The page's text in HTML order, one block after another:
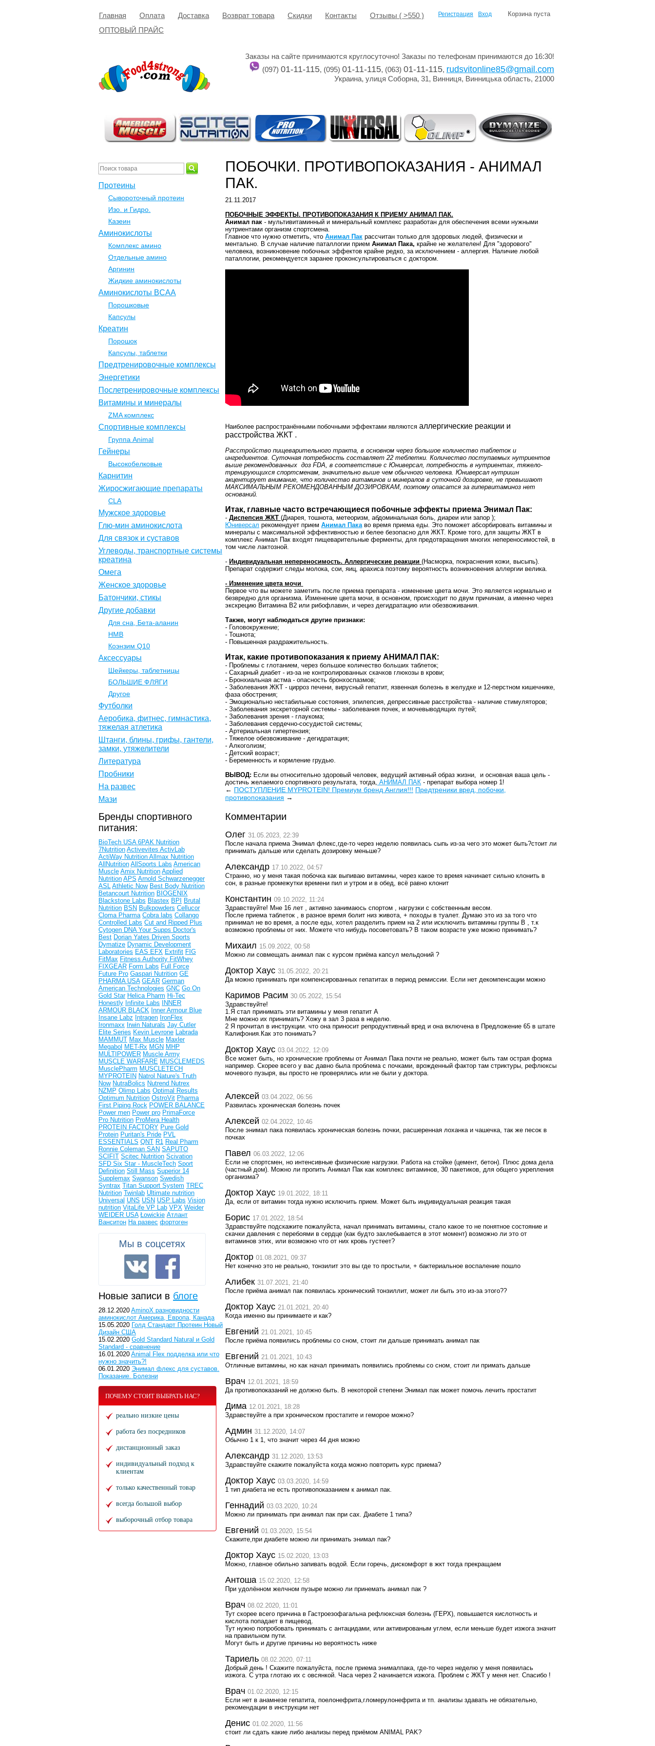
Главная Оплата Доставка Возврат товара Cкидки Контакты
Отзывы ( >550 )
ОПТОВЫЙ ПРАЙС
Корзина пуста
Регистрация Вход
Заказы на сайте принимаются круглосуточно! Заказы по телефонам принимаются до 16:30!
(097) 01-11-115, (095) 01-11-115, (063) 01-11-115, rudsvitonline85@gmail.com
Украина, улиця Соборна, 31, Винниця, Винницька область, 21000
ПОБОЧКИ. ПРОТИВОПОКАЗАНИЯ - АНИМАЛ
ПАК.
21.11.2017
ПОБОЧНЫЕ ЭФФЕКТЫ. ПРОТИВОПОКАЗАНИЯ К ПРИЕМУ АНИМАЛ ПАК.
Анимал пак - мультивитаминный и минеральный комплекс разработан для обеспечения всеми нужными
нутриентами организм спортсмена.
Главное что нужно отметить, что Анимал Пак рассчитан только для здоровых людей, физически и
ментально. В случае наличие паталлогии прием Анимал Пака, крайне не желателен! Для "здорового"
человека, возникновение побочных эффектов крайне редко, за исключением - аллергия. Наличие любой
паталлогии, рекомендуется заранее проконсультироваться с доктором.
Наиболее распространёнными побочными эффектами являются аллергические реакции и
расстройства ЖКТ .
Расстройство пищеварительного тракта, в основном через большое количество таблеток и
ингредиентов. Суточная потребность составляет 22 теблетки. Количество поступаемых нутриентов
выше рекомендованных доз FDA, в соответствие с Юниверсал, потребность в нутриентах, тяжело-
тренирующихся спортсменам, значительно выше чем обычного человека. Юниверсал нутришн
акцентирует внимание, что количество витаминов и минералов в суточной дозировке, не превышают
МАКСИМАЛЬНЫМ РЕКОМЕНДОВАННЫМ ДОЗИРОВКАМ, поэтому опасатся за гипервитаминоз нет
оснований.
Итак, главные часто встречающиеся побочные эффекты приема Энимал Пак:
- Диспепсия ЖКТ (Диарея, тошнота, метеоризм, абдоминальная боль, диареи или запор );
Юниверсал рекомендует прием Анимал Пакаво время приема еды. Это поможет абсорбировать витамины и
минералы с максимальной эффективностью и белее безопасно для ЖКТ. Кроме того, для защиты ЖКТ в
комплекс Анимал Пак входят пищеварительные ферменты, для предотвращения многих непереносимостей, в
том числе лактозной.
- Индивидуальная непереносимость. Аллергические реакции (Насморка, покраснения кожи, высыпь).
Препарат содержит следы молока, сои, яиц, арахиса поэтому вероятность возникновения аллергии велика.
- Изменение цвета мочи
Первое что вы можете заметить после приема препарата - изменение цвета мочи. Это является нормально и
безвредно для организма. Изменение цвета мочи, в основном, происходит по двум причинам, а именно через
экскрецию Витамина В2 или рибофлавин, и через дегидратацию или обезвоживания.
Также, могут наблюдаться другие признаки:
- Головокружение;
- Тошнота;
- Повышенная раздражительность.
Итак, какие противопоказания к приему АНИМАЛ ПАК:
- Проблемы с глотанием, через большое количество больших таблеток;
- Сахарный диабет - из-за не контролированных скачков глюкозы в крови;
- Бронхиальная астма - опасность бронхоспазмов;
- Заболевания ЖКТ - цирроз печени, вирусный гепатит, язвенная болезнь в желудке и 12-перстном кишечнике,
фаза обострения;
- Эмоционально нестабильные состояния, эпилепсия, депрессивные расстройства - наличие стимуляторов;
- Заболевания экскреторной системы - заболевания почек, и мочевыводящих путей;
- Заболевания зрения - глаукома;
- Заболевания сердечно-сосудистой системы;
- Артериальная гипертензия;
- Тяжелое обезвоживание - дегидратация;
- Алкоголизм;
- Детский возраст;
- Беременность и кормление грудью.
ВЫВОД: Если вы относительно здоровый человек, ведущий активный образ жизни, и основная ваша цель -
достичь желаемого спортивного результата, тогда, АНИМАЛ ПАК - препарат выбора номер 1!
← ПОСТУПЛЕНИЕ MYPROTEIN! Премиум бренд Англия!!! Предтреники вред, побочки,
противопоказания →
Комментарии
Олег 31.05.2023, 22:39
После начала приема Энимал флекс,где-то через неделю появилась сыпь из-за чего это может быть?стоит ли
принимать дальше или сделать дозировку меньше?
Александр 17.10.2022, 04:57
Странно, но у меня такая побочка как выпиваю витамины, через какое то время начинает сильно клонить в
сон, в разные промежутки времени пил и утром и в обед, всё равно клонит
Константин 09.10.2022, 11:24
Здравствуйте! Мне 16 лет , активно занимаюсь спортом , нагрузки с собственным весом.
После приема таблеток , в разное время болит низ живота, + походы в туалет. Думаю это из за того что
принимал не во время, а после еды, хотел разделить прием на 2 или исключить витамины группы B , т.к
возможно проблемы от них. Можете что нибудь посоветовать? В таком возрасте уже можно принимать?
Михаил 15.09.2022, 00:58
Можно ли совмещать анимал пак с курсом приёма капсул мельдоний ?
Доктор Хаус 31.05.2022, 20:21
Да можно принимать при компенсированных гепатитах в период ремиссии. Если нет декомпенсации можно
Каримов Расим 30.05.2022, 15:54
Здравствуйте!
1.Я стал принимать эти витамины у меня гепатит А
Мне можно их принимать? Хожу в зал 3 раза в неделю.
2 Я прочитал в инструкции. что она приносит репродуктивный вред и она включена в Предложение 65 в штате
Калифония.Как это понимать?
Доктор Хаус 03.04.2022, 12:09
Все может быть, но хронические проблемы от Анимал Пака почти не реально, может быть там острая форма
например. Скорее всего у вас давно была проблема с почками, врожденный фактор там стриктуры, рефлюксы
мочевого пузыря, вы просто не проверялись или не были у доктора.
Алексей 03.04.2022, 06:56
Развилась хроническая болезнь почек
Алексей 02.04.2022, 10:46
После энимал пака появилась хроническая болезнь почки, расшеренная лоханка и чашечка, так же песок в
почках
Павел 06.03.2022, 12:06
Если не спортсмен, но интенсивные физические нагрузки. Работа на стойке (цемент, бетон). Плюс дома дела
(частный дом). Можно ли пропить Анимал Пак как комплекс витаминов, 30 пакетиков, для общего укрепления
организма?
Доктор Хаус 19.01.2022, 18:11
Да, если от витамин тогда нужно исключить прием. Может быть индивидуальная реакция такая
Борис 17.01.2022, 18:54
Здравствуйте подскажите пожалуйста, начал принимать витамины, стало какое то не понятное состояние и
скачки давления с перебоями в сердце (как будто захлебывается в этот момент) возможно ли это от
витаминов этих, или возможно что от них кровь густеет?
Доктор 01.08.2021, 09:37
Нет конечно это не реально, тонзилит это вы где то простыли, + бактериальное воспаление пошло
Алибек 31.07.2021, 21:40
После приёма анимал пак появилась хронический тонзиллит, может ли быть это из-за этого??
Доктор Хаус 21.01.2021, 20:40
Когда именно вы принимаете и как?
Евгений 21.01.2021, 10:45
После приёма появились проблемы со сном, стоит ли дальше принимать анимал пак
Евгений 21.01.2021, 10:43
Отличные витамины, но как начал принимать появились проблемы со сном, стоит ли примать дальше
Врач 12.01.2021, 18:59
Да противопоказаний не должно быть. В некоторой степени Энимал пак может помочь лечить простатит
Дима 12.01.2021, 18:28
Здравствуйте а при хроническом простатите и геморое можно?
Админ 31.12.2020, 14:07
Обычно 1 к 1, что значит через 44 дня можно
Александр 31.12.2020, 13:53
Здравствуйте скажите пожалуйста когда можно повторить курс приема?
Доктор Хаус 03.03.2020, 14:59
1 тип диабета не есть противопоказанием к анимал пак.
Геннадий 03.03.2020, 10:24
Можно ли принимать при анимал пак при сах. Диабете 1 типа?
Евгений 01.03.2020, 15:54
Скажите,при диабете можно ли принимать энимал пак?
Доктор Хаус 15.02.2020, 13:03
Можно, главное обильно запивать водой. Если горечь, дискомфорт в жкт тогда прекращаем
Антоша 15.02.2020, 12:58
При удолённом желчном пузыре можно ли принемать анимал пак ?
Врач 08.02.2020, 11:01
Тут скорее всего причина в Гастроезофагальна рефлюксная болезнь (ГЕРХ), повышается кислотность и
кислота попадает в пищевод.
Тут нужно попробовать принимать с антацидами, или активированым углем, если меньше будет изжога значит
на правильном пути.
Могут быть и другие причины но вероятность ниже
Тариель 08.02.2020, 07:11
Добрый день ! Скажите пожалуйста, после приема энималпака, где-то через неделю у меня появилась
изжога. С утра глотаю их с овсянкой. Часа через 2 начинается изжога. Проблем с ЖКТ у меня нет. Спасибо !
Врач 01.02.2020, 12:15
Если нет в анамнезе гепатита, поелонефрита,гломерулонефрита и тп. анализы здавать не обязательно,
рекомендации в инструкции нет
Денис 01.02.2020, 11:56
стоит ли сдать какие либо анализы перед приёмом ANIMAL PAK?
Протеины
Сывороточный протеин
Изо. и Гидро.
Казеин
Аминокислоты
Комплекс амино
Отдельные амино
Аргинин
Жидкие аминокислоты
Аминокислоты BCAA
Порошковые
Капсулы
Креатин
Порошок
Капсулы, таблетки
Предтренировочные комплексы
Энергетики
Послетренировочные комплексы
Витамины и минералы
ZMA комплекс
Спортивные комплексы
Группа Animal
Гейнеры
Высокобелковые
Карнитин
Жиросжигающие препараты
CLA
Мужское здоровье
Глю-мин аминокислота
Для связок и суставов
Углеводы, транспортные системы
креатина
Омега
Женское здоровье
Батончики, стикы
Другие добавки
Для сна, Бета-аланин
НМВ
Коэнзим Q10
Аксессуары
Шейкеры, таблетницы
БОЛЬШИЕ ФЛЯГИ
Другое
Футболки
Аеробика, фитнес, гимнастика,
тяжелая атлетика
Штанги, блины, грифы, гантели,
замки, утяжелители
Литература
Пробники
На развес
Мази
Бренды спортивного
питания:
BioTech USA 6PAK Nutrition
7Nutrition Activevites ActivLab
ActiWay Nutrition Allmax Nutrition
AllNutrition AllSports Labs American
Muscle Amix Nutrition Applied
Nutrition APS Arnold Schwarzenegger
ASL Athletic Now Best Body Nutrition
Betancourt Nutrition BIOGENIX
Blackstone Labs Blastex BPI
Brutal
Nutrition BSN Bulkpowders Cellucor
Cloma Pharma Cobra labs Collango
Controlled Labs Cut and Ripped Plus
Cytogen DNA Your Supps Doctor's
Best Dorian Yates Driven Sports
Dymatize Dynamic Development
Laboratories EAS EFX Extrifit FIG
FitMax Fitness Authority FitWhey
FIXGEAR Form Labs Full Force
Future Pro Gaspari Nutrition GE
PHARMA USA GEAR German
American Technologies GNC Go On
Gold Star Helica Pharm Hi-Tec
Honestly Infinite Labs
INNER
ARMOUR BLACK Inner Armour Blue
Insane Labz Intragen IronFlex
Ironmaxx Irwin Naturals Jay Cutler
Elite Series Kevin Levrone Labrada
MAMMUT Max Muscle Maxler
Megabol MET-Rx MGN MHP
MULTIPOWER Muscle Army
MUSCLE WARFARE MUSCLEMEDS
MusclePharm MUSCLETECH
MYPROTEIN Natrol Nature's Truth
Now NutraBolics Nutrend Nutrex
NZMP Olimp Labs Optimal Results
Optimum Nutrition OstroVit Pharma
First Piping Rock POWER BALANCE
Power men Power pro PrimaForce
Pro Nutrition ProMera Health
PROTEIN FACTORY Pure Gold
Protein Puritan's Pride PVL
ESSENTIALS QNT R1 Real Pharm
Ronnie Coleman SAN SAPUTO
SCIFIT Scitec Nutrition Scivation
SFD Six Star - MuscleTech Sport
Definition Still Mass Superior 14
Supplemax Swanson Swedish
Syntrax Titan Support System TREC
Nutrition Twinlab Ultimate nutrition
Universal UNS USN USP Labs Vision
nutrition VitaLife VP Lab VPX Weider
WEIDER USA Łowickie Атлант
Ванситон На развес фортоген
Мы в соцсетях
Новые записи в блоге
28.12.2020 AminoX разновидности
аминокислот Америка, Европа, Канада
15.05.2020 Голд Стандарт Протеин Новый
Дизайн США
15.02.2020 Gold Standard Natural и Gold
Standard - сравнение
16.01.2020 Animal Flex подделка или что
нужно значить?!
06.01.2020 Энимал флекс для суставов.
Показание. Болезни
ПОЧЕМУ СТОИТ ВЫБРАТЬ НАС?
реально низкие цены
работа без посредников
дистанционный заказ
индивидуальный подход к
клиентам
только качественный товар
всегда большой выбор
выборочный отбор товара